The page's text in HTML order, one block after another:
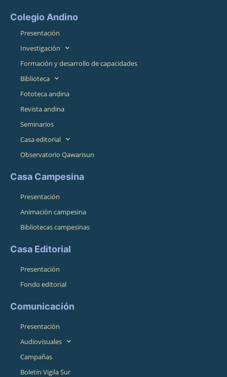
Colegio Andino
Presentación
Investigación
Formación y desarrollo de capacidades
Biblioteca
Fototeca andina
Revista andina
Seminarios
Casa editorial
Observatorio Qawarisun
Casa Campesina
Presentación
Animación campesina
Bibliotecas campesinas
Casa Editorial
Presentación
Fondo editorial
Comunicación
Presentación
Audiovisuales
Campañas
Boletín Vigila Sur